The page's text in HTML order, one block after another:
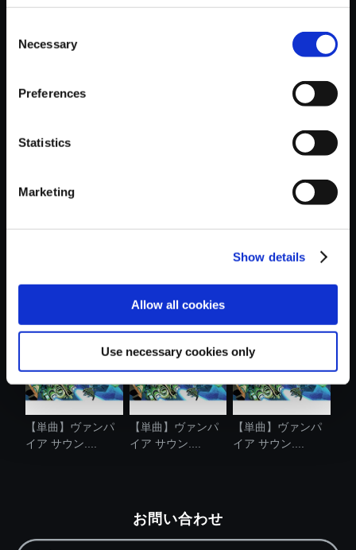
Selection
Necessary
Preferences
Statistics
Marketing
Show details
Allow all cookies
Use necessary cookies only
おすすめ商品
イア サウン....
イア サウン....
イア サウン....
【単曲】ヴァンパ
イア サウン....
【単曲】ヴァンパ
イア サウン....
【単曲】ヴァンパ
イア サウン....
お問い合わせ